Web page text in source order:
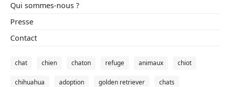
Qui sommes-nous ?
Presse
Contact
chat chien chaton refuge animaux chiot
chihuahua adoption golden retriever chats